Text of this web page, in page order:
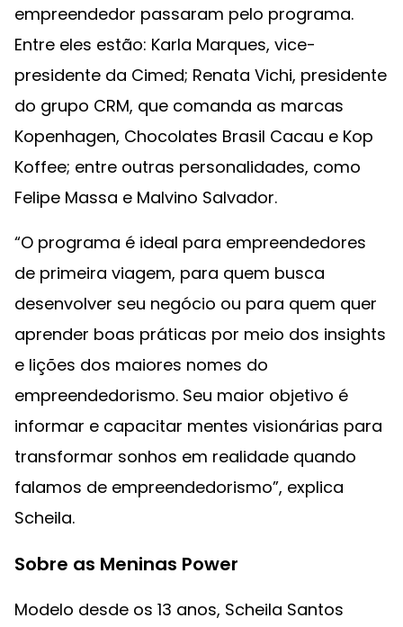
empreendedor passaram pelo programa.
Entre eles estão: Karla Marques, vice-
presidente da Cimed; Renata Vichi, presidente
do grupo CRM, que comanda as marcas
Kopenhagen, Chocolates Brasil Cacau e Kop
Koffee; entre outras personalidades, como
Felipe Massa e Malvino Salvador.
“O programa é ideal para empreendedores
de primeira viagem, para quem busca
desenvolver seu negócio ou para quem quer
aprender boas práticas por meio dos insights
e lições dos maiores nomes do
empreendedorismo. Seu maior objetivo é
informar e capacitar mentes visionárias para
transformar sonhos em realidade quando
falamos de empreendedorismo”, explica
Scheila.
Sobre as Meninas Power
Modelo desde os 13 anos, Scheila Santos